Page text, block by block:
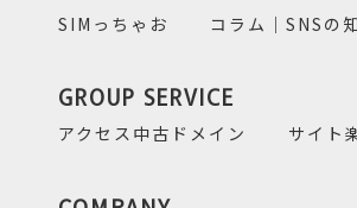
SIMっちゃお
コラム｜SNSの
GROUP SERVICE
アクセス中古ドメイン サイト